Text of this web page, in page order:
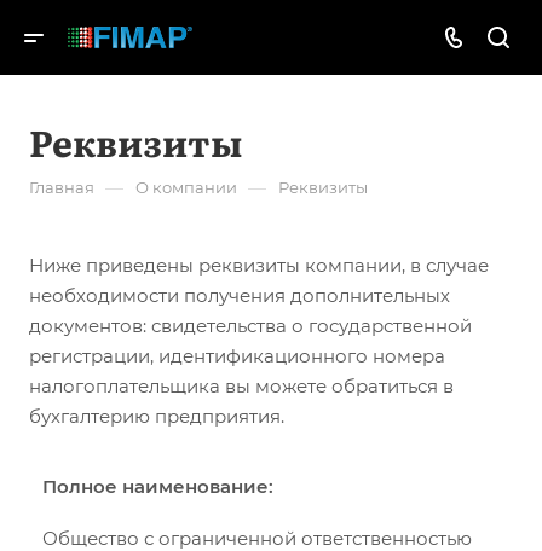
Реквизиты
Главная — О компании — Реквизиты
Ниже приведены реквизиты компании, в случае
необходимости получения дополнительных
документов: свидетельства о государственной
регистрации, идентификационного номера
налогоплательщика вы можете обратиться в
бухгалтерию предприятия.
Полное наименование:
Общество с ограниченной ответственностью